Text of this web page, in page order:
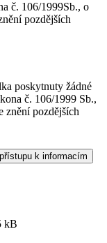
č. 106/1999Sb., o
pozdějších
poskytnuty žádné
č. 106/1999 Sb.,
znění pozdějších
k informacím
kB